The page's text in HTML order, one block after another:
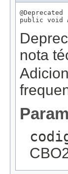
@Deprecated
public void
nota